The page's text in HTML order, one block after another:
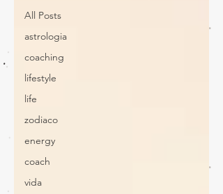
All Posts
astrologia
coaching
lifestyle
life
zodiaco
energy
coach
vida